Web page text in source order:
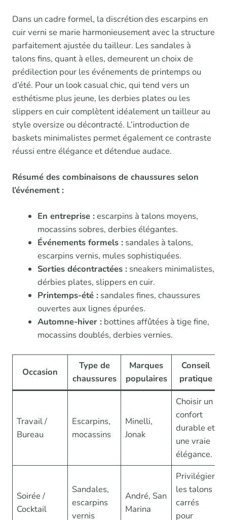
Dans un cadre formel, la discrétion des escarpins en
cuir verni se marie harmonieusement avec la structure
parfaitement ajustée du tailleur. Les sandales à
talons fins, quant à elles, demeurent un choix de
prédilection pour les événements de printemps ou
d’été. Pour un look casual chic, qui tend vers un
esthétisme plus jeune, les derbies plates ou les
slippers en cuir complètent idéalement un tailleur au
style oversize ou décontracté. L’introduction de
baskets minimalistes permet également ce contraste
réussi entre élégance et détendue audace.
Résumé des combinaisons de chaussures selon
l’événement :
En entreprise :escarpins à talons moyens,
mocassins sobres, derbies élégantes.
Événements formels :sandales à talons,
escarpins vernis, mules sophistiquées.
Sorties décontractées :sneakers minimalistes,
dérbies plates, slippers en cuir.
Printemps-été :sandales fines, chaussures
ouvertes aux lignes épurées.
Automne-hiver :bottines affûtées à tige fine,
mocassins doublés, derbies vernies.
Occasion
Type de
chaussures
Marques
populaires
Conseil
pratique
Travail /
Bureau
Escarpins,
mocassins
Minelli,
Jonak
Choisir un
confort
durable et
une vraie
élégance.
Soirée /
Cocktail
Sandales,
escarpins
vernis
André, San
Marina
Privilégier
les talons
carrés
pour